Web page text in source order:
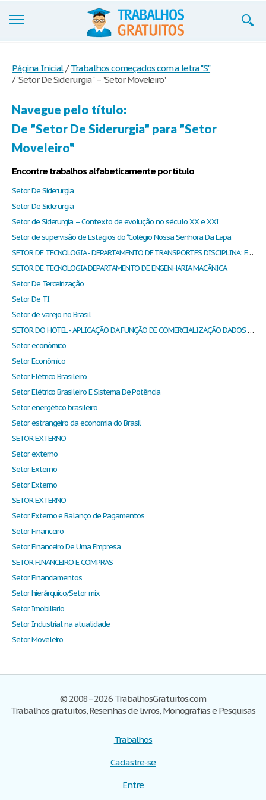
Cadastre-se
Entre
Blog
Página Inicial / Trabalhos começados com a letra "S"
/"Setor De Siderurgia" – "Setor Moveleiro"
Navegue pelo título:
De "Setor De Siderurgia" para "Setor
Moveleiro"
Encontre trabalhos alfabeticamente por título
Setor De Siderurgia
Setor De Siderurgia
Setor de Siderurgia – Contexto de evolução no século XX e XXI
Setor de supervisão de Estágios do “Colégio Nossa Senhora Da Lapa”
SETOR DE TECNOLOGIA - DEPARTAMENTO DE TRANSPORTES DISCIPLINA: ECONOMIA DE ENGENHARIA
SETOR DE TECNOLOGIA DEPARTAMENTO DE ENGENHARIA MACÂNICA
Setor De Terceirização
Setor De TI
Setor de varejo no Brasil
SETOR DO HOTEL - APLICAÇÃO DA FUNÇÃO DE COMERCIALIZAÇÃO DADOS REAIS RELATIVOS À AÇÃO
Setor econômico
Setor Econômico
Setor Elétrico Brasileiro
Setor Elétrico Brasileiro E Sistema De Potência
Setor energético brasileiro
Setor estrangeiro da economia do Brasil
SETOR EXTERNO
Setor externo
Setor Externo
Setor Externo
SETOR EXTERNO
Setor Externo e Balanço de Pagamentos
Setor Financeiro
Setor Financeiro De Uma Empresa
SETOR FINANCEIRO E COMPRAS
Setor Financiamentos
Setor hierárquico/Setor mix
Setor Imobiliario
Setor Industrial na atualidade
Setor Moveleiro
© 2008–2026 TrabalhosGratuitos.com
Trabalhos gratuitos, Resenhas de livros, Monografias e Pesquisas
Trabalhos
Cadastre-se
Entre